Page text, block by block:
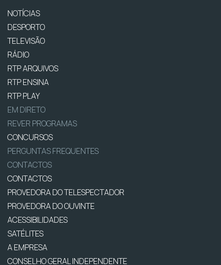
NOTÍCIAS
DESPORTO
TELEVISÃO
RÁDIO
RTP ARQUIVOS
RTP ENSINA
RTP PLAY
EM DIRETO
REVER PROGRAMAS
CONCURSOS
PERGUNTAS FREQUENTES
CONTACTOS
CONTACTOS
PROVEDORA DO TELESPECTADOR
PROVEDORA DO OUVINTE
ACESSIBILIDADES
SATÉLITES
A EMPRESA
CONSELHO GERAL INDEPENDENTE